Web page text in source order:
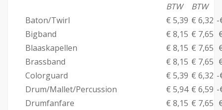
BTW
BTW
Baton/Twirl € 5,39 € 6,32 -
Bigband
€ 8,15 € 7,65
Blaaskapellen
€ 8,15 € 7,65
Brassband
€ 8,15 € 7,65
Colorguard
€ 5,39 € 6,32 -
Drum/Mallet/Percussion
€ 5,94 € 6,59 -
Drumfanfare
€ 8,15 € 7,65